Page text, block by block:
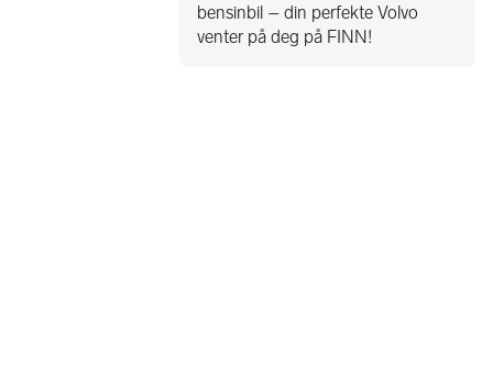
bensinbil – din perfekte Volvo
venter på deg på FINN!